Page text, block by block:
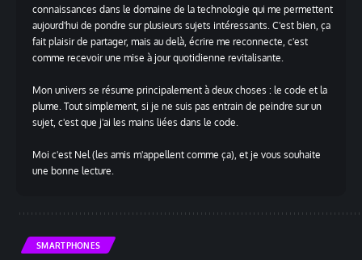
connaissances dans le domaine de la technologie qui me permettent
aujourd'hui de pondre sur plusieurs sujets intéressants. C'est bien, ça
fait plaisir de partager, mais au delà, écrire me reconnecte, c'est
comme recevoir une mise à jour quotidienne revitalisante.
Mon univers se résume principalement à deux choses : le code et la
plume. Tout simplement, si je ne suis pas entrain de peindre sur un
sujet, c'est que j'ai les mains liées dans le code.
Moi c'est Nel (les amis m'appellent comme ça), et je vous souhaite
une bonne lecture.
SMARTPHONES